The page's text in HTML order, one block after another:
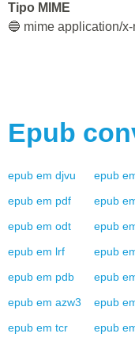
Tipo MIME
🔵 mime application/
Epub
epub em djvu epub
epub em pdf epub
epub em odt epub
epub em lrf epub
epub em pdb epub
epub em azw3 epub
epub em tcr epub